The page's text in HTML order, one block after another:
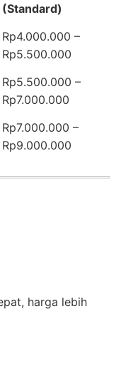
(Standard)
Rp4.000.000 –
Rp5.500.000
Rp5.500.000 –
Rp7.000.000
Rp7.000.000 –
Rp9.000.000
harga lebih